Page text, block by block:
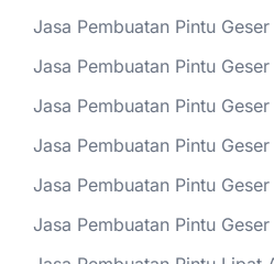
Jasa Pembuatan Pintu
Jasa Pembuatan Pintu
Jasa Pembuatan Pintu
Jasa Pembuatan Pintu
Jasa Pembuatan Pintu
Jasa Pembuatan Pintu